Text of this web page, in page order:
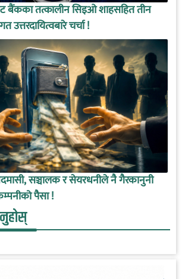
बैंकका तत्कालीन सिइओ शाहसहित तीन
उत्तरदायित्वबारे चर्चा !
सञ्चालक र सेयरधनीले नै गैरकानुनी
पैसा !